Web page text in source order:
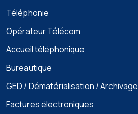
Téléphonie
Opérateur Télécom
Accueil téléphonique
Bureautique
GED / Dématérialisation / Archivage
Factures électroniques